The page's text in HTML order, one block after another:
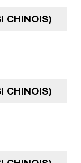
CHINOIS)
CHINOIS)